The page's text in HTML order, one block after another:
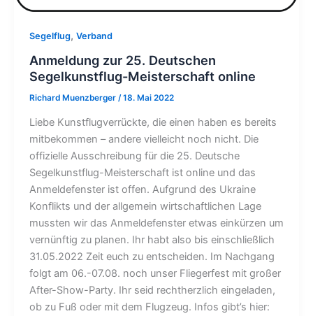
Segelflug, Verband
Anmeldung zur 25. Deutschen
Segelkunstflug-Meisterschaft online
Richard Muenzberger /18. Mai 2022
Liebe Kunstflugverrückte, die einen haben es bereits
mitbekommen – andere vielleicht noch nicht. Die
offizielle Ausschreibung für die 25. Deutsche
Segelkunstflug-Meisterschaft ist online und das
Anmeldefenster ist offen. Aufgrund des Ukraine
Konflikts und der allgemein wirtschaftlichen Lage
mussten wir das Anmeldefenster etwas einkürzen um
vernünftig zu planen. Ihr habt also bis einschließlich
31.05.2022 Zeit euch zu entscheiden. Im Nachgang
folgt am 06.-07.08. noch unser Fliegerfest mit großer
After-Show-Party. Ihr seid rechtherzlich eingeladen,
ob zu Fuß oder mit dem Flugzeug. Infos gibt’s hier: